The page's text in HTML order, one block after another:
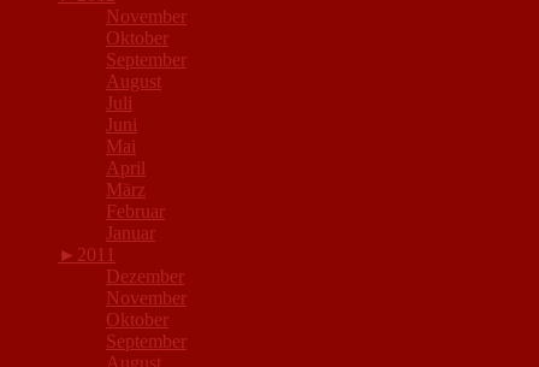
November
Oktober
September
August
Juli
Juni
Mai
April
März
Februar
Januar
► 2011
Dezember
November
Oktober
September